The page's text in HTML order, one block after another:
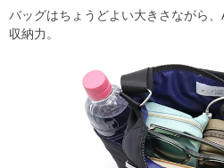
バッグはちょうどよい大きさながら
収納力。